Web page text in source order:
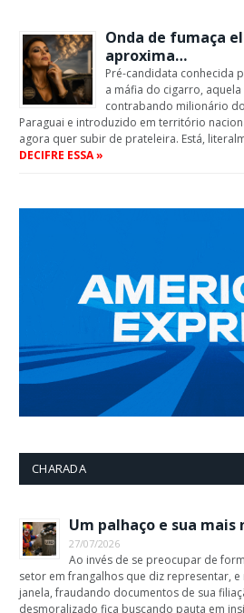
Onda de fumaça
aproxima…
Pré-candidata conhecida
a máfia do cigarro,
contrabando milionário
Paraguai e introduzido em território
agora quer subir de prateleira. Está,
DECIFRE ESSA »
CHARADA
Um palhaço e sua mais
27/07/2026
Ao invés de se preocupar de
setor em frangalhos que diz representar,
janela, fraudando documentos de sua
desmoralizado fica buscando pauta em